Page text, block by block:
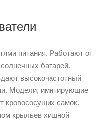
питания. Работают от
батарей.
высокочастотный
Модели, имитирующие
кровососущих самок.
крыльев хищной